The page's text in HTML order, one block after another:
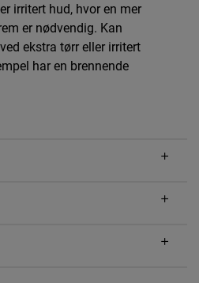
irritert hud, hvor en mer
​​er nødvendig. Kan
ekstra tørr eller irritert
har en brennende